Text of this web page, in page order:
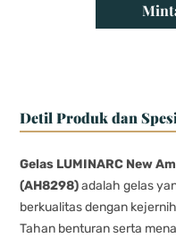
Detil Produk dan
Gelas LUMINARC New
(AH8298)adalah gelas
berkualitas dengan
Tahan benturan serta